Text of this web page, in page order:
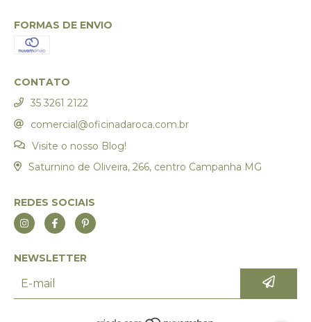
FORMAS DE ENVIO
CONTATO
35 3261 2122
comercial@oficinadaroca.com.br
Visite o nosso Blog!
Saturnino de Oliveira, 266, centro Campanha MG
REDES SOCIAIS
NEWSLETTER